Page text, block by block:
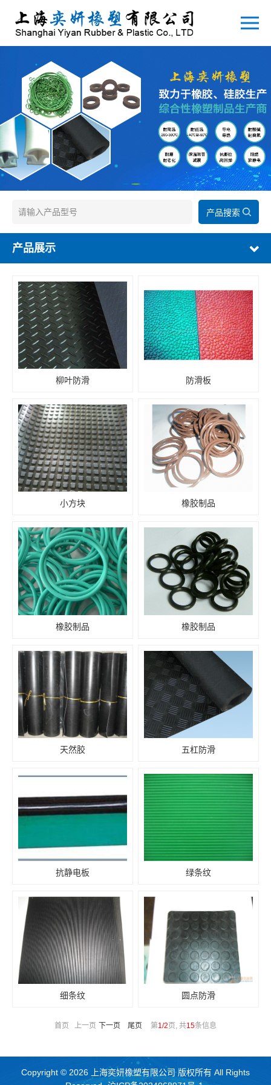
产品搜索
产品展示
柳叶防滑 防滑板
小方块 橡胶制品
橡胶制品 橡胶制品
天然胶 五杠防滑
抗静电板 绿条纹
细条纹 圆点防滑
首页 上一页 下一页 尾页 第1/2 页, 共15条信息
Copyright © 2026 上海奕妍橡塑有限公司 版权所有 All Rights